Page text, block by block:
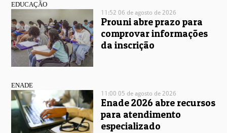
EDUCAÇÃO
11:52 06 de agosto de 2026
Prouni abre prazo para
comprovar informações
da inscrição
ENADE
11:00 05 de agosto de 2026
Enade 2026 abre recursos
para atendimento
especializado